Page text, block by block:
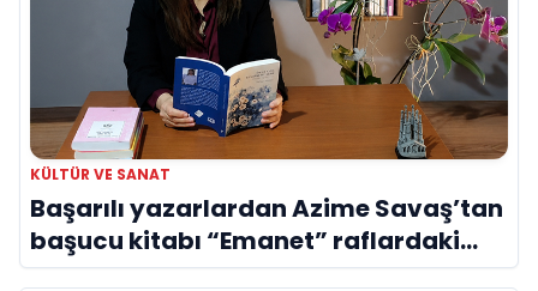
KÜLTÜR VE SANAT
Başarılı yazarlardan Azime Savaş’tan
başucu kitabı “Emanet” raflardaki
yerini aldı